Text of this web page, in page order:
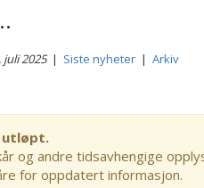
juli 2025| Siste nyheter |Arkiv
utløpt.
og andre tidsavhengige
for oppdatert informasjon.